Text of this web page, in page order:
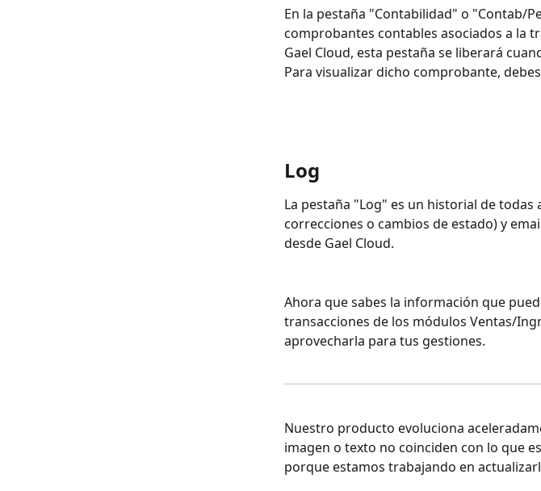
En la pestaña "Contabilidad" o "Contab/
comprobantes contables asociados a la
Gael Cloud, esta pestaña se liberará
Para visualizar dicho comprobante,
Log
La pestaña "Log" es un historial de
correcciones o cambios de estado) y
desde Gael Cloud.
Ahora que sabes la información que
transacciones de los módulos Ventas/
aprovecharla para tus gestiones.
Nuestro producto evoluciona
imagen o texto no coinciden con lo que
porque estamos trabajando en